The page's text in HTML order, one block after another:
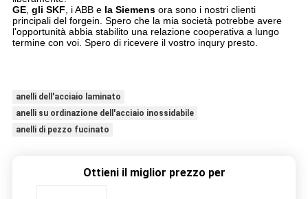
GE, gli SKF , i ABB e la Siemens ora sono i nostri clienti
principali del forgein. Spero che la mia società potrebbe avere
l'opportunità abbia stabilito una relazione cooperativa a lungo
termine con voi. Spero di ricevere il vostro inqury presto.
anelli dell'acciaio laminato
anelli su ordinazione dell'acciaio inossidabile
anelli di pezzo fucinato
Ottieni il miglior prezzo per